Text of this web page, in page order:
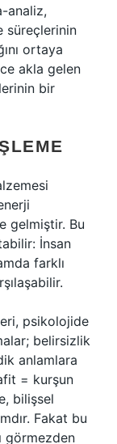
analiz,
süreçlerinin
ortaya
akla gelen
bir
gelmiştir. Bu
İnsan
farklı
psikolojide
belirsizlik
anlamlara
= kurşun
bilişsel
Fakat bu
görmezden